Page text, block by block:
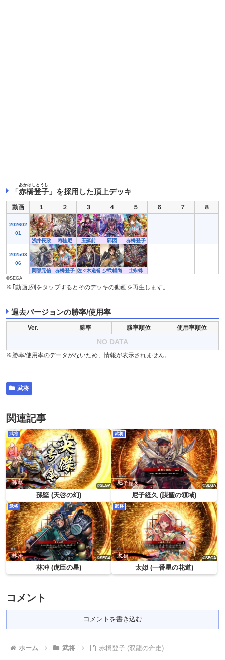
「赤橋登子
あかはしとうし
」を採用した頂上デッキ
動画 １ ２ ３ ４ ５ ６ ７ ８
202602
01
浅井長政
寿桂尼 玉藻前 郭図 赤橋登子
202503
06
岡部元信
赤橋登子 佐々木道誉 少弐頼尚 土蜘蛛
©SEGA
※｢動画｣列をタップするとそのデッキの動画を再生します。
過去バージョンの勝率/使用率
Ver. 勝率 勝率順位 使用率順位
NO DATA
※勝率/使用率のデータがないため、情報が表示されません。
武将
関連記事
武将
孫堅 (天啓の幻)
武将
尼子経久 (謀聖の領域)
武将
林冲 (虎臣の星)
武将
太姒 (一番星の花道)
コメント
コメントを書き込む
ホーム 武将 赤橋登子 (双龍の奔走)